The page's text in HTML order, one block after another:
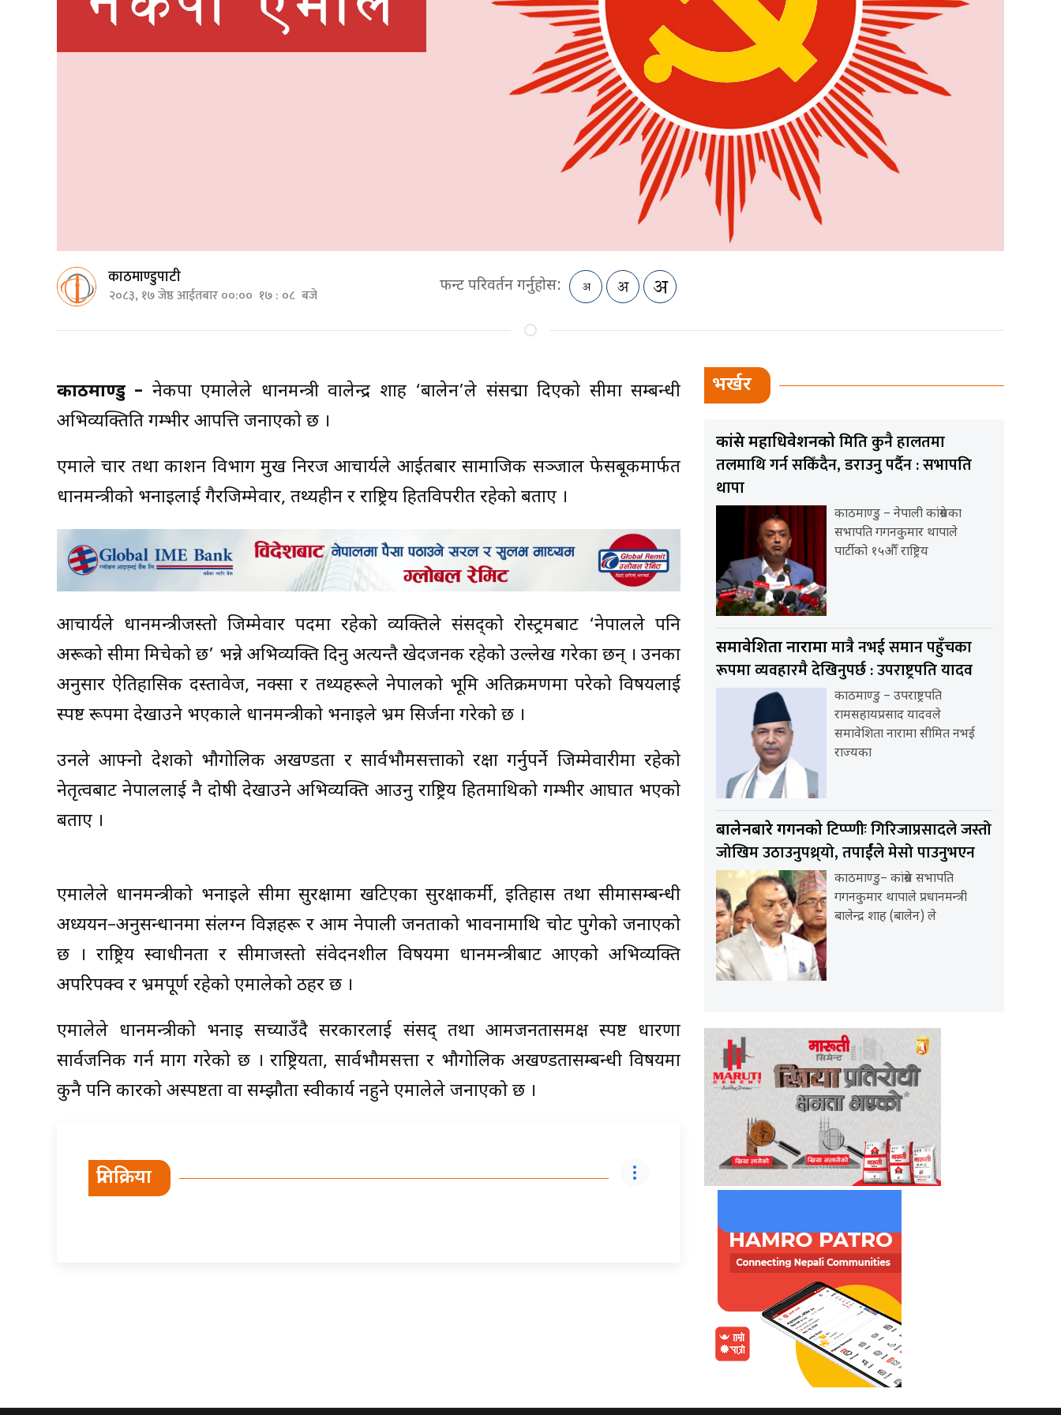
काठमाण्डुपाटी
२०८३, १७ जेष्ठ आईतबार ००:०० १७ : ०८ बजे फन्ट परिवर्तन गर्नुहोस:
काठमाण्डु – नेकपा एमालेले प्रधानमन्त्री वालेन्द्र शाह ‘बालेन’ले संसद्मा दिएको सीमा सम्बन्धी
अभिव्यक्तिप्रति गम्भीर आपत्ति जनाएको छ ।
एमाले प्रचार तथा प्रकाशन विभाग प्रमुख निरज आचार्यले आईतबार सामाजिक सञ्जाल फेसबूकमार्फत
प्रधानमन्त्रीको भनाइलाई गैरजिम्मेवार, तथ्यहीन र राष्ट्रिय हितविपरीत रहेको बताए ।
आचार्यले प्रधानमन्त्रीजस्तो जिम्मेवार पदमा रहेको व्यक्तिले संसद्को रोस्ट्रमबाट ‘नेपालले पनि
अरूको सीमा मिचेको छ’ भन्ने अभिव्यक्ति दिनु अत्यन्तै खेदजनक रहेको उल्लेख गरेका छन् । उनका
अनुसार ऐतिहासिक दस्तावेज, नक्सा र तथ्यहरूले नेपालको भूमि अतिक्रमणमा परेको विषयलाई
स्पष्ट रूपमा देखाउने भएकाले प्रधानमन्त्रीको भनाइले भ्रम सिर्जना गरेको छ ।
उनले आफ्नो देशको भौगोलिक अखण्डता र सार्वभौमसत्ताको रक्षा गर्नुपर्ने जिम्मेवारीमा रहेको
नेतृत्वबाट नेपाललाई नै दोषी देखाउने अभिव्यक्ति आउनु राष्ट्रिय हितमाथिको गम्भीर आघात भएको
बताए ।
एमालेले प्रधानमन्त्रीको भनाइले सीमा सुरक्षामा खटिएका सुरक्षाकर्मी, इतिहास तथा सीमासम्बन्धी
अध्ययन–अनुसन्धानमा संलग्न विज्ञहरू र आम नेपाली जनताको भावनामाथि चोट पुगेको जनाएको
छ । राष्ट्रिय स्वाधीनता र सीमाजस्तो संवेदनशील विषयमा प्रधानमन्त्रीबाट आएको अभिव्यक्ति
अपरिपक्व र भ्रमपूर्ण रहेको एमालेको ठहर छ ।
एमालेले प्रधानमन्त्रीको भनाइ सच्याउँदै सरकारलाई संसद् तथा आमजनतासमक्ष स्पष्ट धारणा
सार्वजनिक गर्न माग गरेको छ । राष्ट्रियता, सार्वभौमसत्ता र भौगोलिक अखण्डतासम्बन्धी विषयमा
कुनै पनि प्रकारको अस्पष्टता वा सम्झौता स्वीकार्य नहुने एमालेले जनाएको छ ।
प्रतिक्रिया
भर्खर
कांग्रेस महाधिवेशनकोमिति कुनै हालतमा
तलमाथि गर्न सकिँदैन, डराउनु पर्दैन : सभापति
थापा
काठमाण्डु – नेपाली कांग्रेसका
सभापति गगनकुमार थापाले
पार्टीको १५औँ राष्ट्रिय
समावेशिता नारामामात्रै नभई समान पहुँचका
रूपमा व्यवहारमै देखिनुपर्छ : उपराष्ट्रपति यादव
काठमाण्डु – उपराष्ट्रपति
रामसहायप्रसाद यादवले
समावेशिता नारामा सीमित नभई
राज्यका
बालेनबारे गगनकोटिप्प्णीः गिरिजाप्रसादले जस्तो
जोखिम उठाउनुपथ्र्यो, तपार्ईंले मेसो पाउनुभएन
काठमाण्डु– कांग्रेस सभापति
गगनकुमार थापाले प्रधानमन्त्री
बालेन्द्र शाह (बालेन) ले